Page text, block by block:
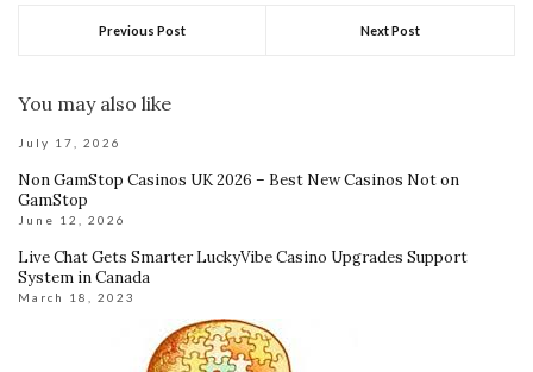
Previous Post Next Post
You may also like
July 17, 2026
Non GamStop Casinos UK 2026 – Best New Casinos Not on
GamStop
June 12, 2026
Live Chat Gets Smarter LuckyVibe Casino Upgrades Support
System in Canada
March 18, 2023